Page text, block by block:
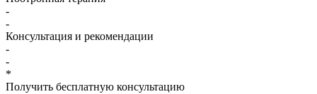
-
-
Консультация и рекомендации
-
-
*
Получить бесплатную консультацию